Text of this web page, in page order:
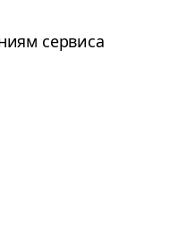
сервиса